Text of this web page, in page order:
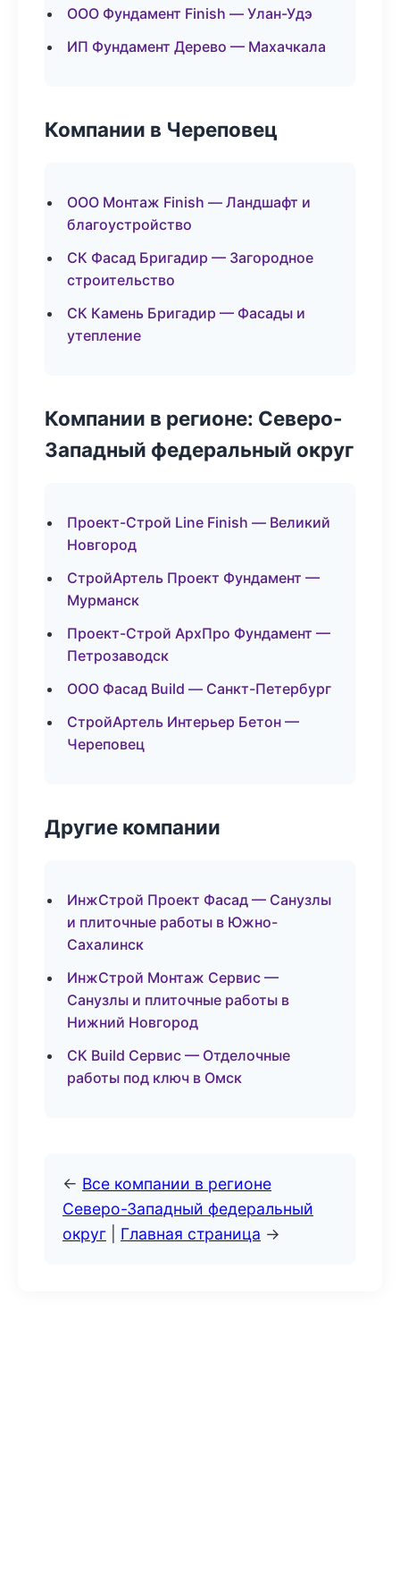
ООО Фундамент Finish — Улан-Удэ
ИП Фундамент Дерево — Махачкала
Компании в Череповец
ООО Монтаж Finish — Ландшафт и
благоустройство
СК Фасад Бригадир — Загородное
строительство
СК Камень Бригадир — Фасады и
утепление
Компании в регионе: Северо-
Западный федеральный округ
Проект-Строй Line Finish — Великий
Новгород
СтройАртель Проект Фундамент —
Мурманск
Проект-Строй АрхПро Фундамент —
Петрозаводск
ООО Фасад Build — Санкт-Петербург
СтройАртель Интерьер Бетон —
Череповец
Другие компании
ИнжСтрой Проект Фасад — Санузлы
и плиточные работы в Южно-
Сахалинск
ИнжСтрой Монтаж Сервис —
Санузлы и плиточные работы в
Нижний Новгород
СК Build Сервис — Отделочные
работы под ключ в Омск
← Все компании в регионе
Северо-Западный федеральный
округ
Главная страница →